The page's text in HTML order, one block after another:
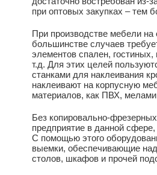
при оптовых закупках – тем
При производстве мебели
большинстве случаев
элементов спален,
т.д. Для этих целей
станками для наклеивания
наклеивают на корпусную
материалов, как ПВХ,
Без копировально-
предприятие в данной
С помощью этого
выемки, обеспечивающие
столов, шкафов и прочей